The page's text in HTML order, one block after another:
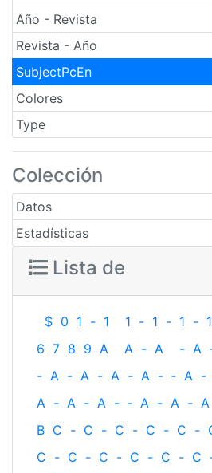
Año - Revista
Revista - Año
SubjectPcEn
Colores
Type
Colección
Datos
Estadísticas
Lista de
$ 0 1 - 1 1 - 1 - 1 - 1
6 7 8 9 A A - A - A
- A - A - A - A - ‐ A -
A - A - A - ‐ A - A - A
B C - C - C - C - C -
C - C - C - C - C - C